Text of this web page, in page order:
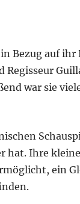
Bezug auf
Regisseur
war sie
hat. Ihre
ein